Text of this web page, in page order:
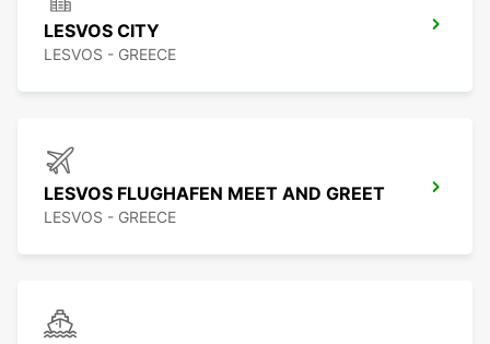
LESVOS CITY
LESVOS - GREECE
LESVOS FLUGHAFEN MEET AND GREET
LESVOS - GREECE